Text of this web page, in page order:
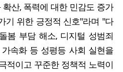
확산, 폭력에 대한 민감도 증가
기 위한 긍정적 신호"라며 "다
봄 부담 해소, 디지털 성범죄
속화 등 성평등 사회 실현을
적이고 꾸준한 정책적 노력이